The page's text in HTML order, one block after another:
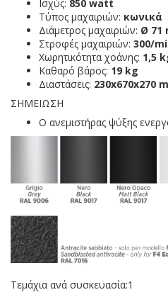
Ισχύς: 850 watt
Τύπος μαχαιριών: κωνικά
Διάμετρος μαχαιριών: Ø 71
Στροφές μαχαιριών: 300/
Χωρητικότητα χοάνης: 1,5
Καθαρό βάρος: 19 kg
Διαστάσεις: 230x670x270
ΣΗΜΕΙΩΣΗ
Ο ανεμιστήρας ψύξης
Τεμάχια ανά συσκευασία:1